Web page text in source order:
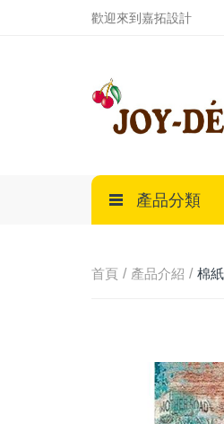
歡迎來到嘉拓設計
產品分類
首頁 產品介紹
棉